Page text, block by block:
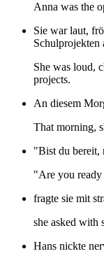
Anna was the
Sie war laut,
Schulprojekten
She was loud,
projects.
An diesem
That morning,
"Bist du bereit,
"Are you ready
fragte sie mit
she asked with
Hans nickte